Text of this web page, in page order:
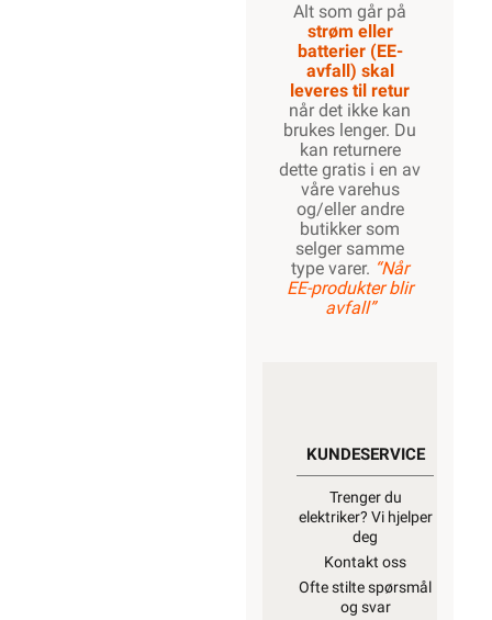
Alt som går på
strøm eller
batterier (EE-
avfall) skal
leveres til retur
når det ikke kan
brukes lenger. Du
kan returnere
dette gratis i en av
våre varehus
og/eller andre
butikker som
selger samme
type varer. “Når
EE-produkter blir
avfall”
KUNDESERVICE
Trenger du
elektriker? Vi hjelper
deg
Kontakt oss
Ofte stilte spørsmål
og svar